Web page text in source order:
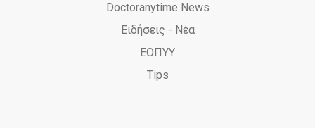
Doctoranytime News
Ειδήσεις - Νέα
ΕΟΠΥΥ
Tips